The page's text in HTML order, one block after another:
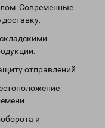
Современные
отправлений.
и